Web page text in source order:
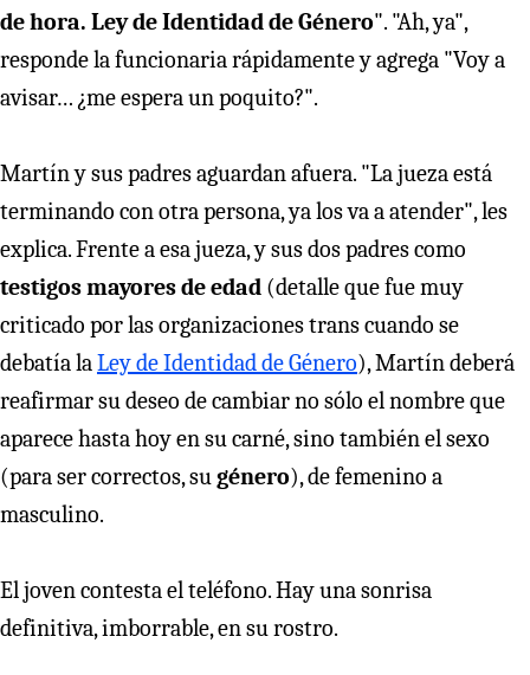
de hora. Ley de Identidad de Género". "Ah, ya",
responde la funcionaria rápidamente y agrega "Voy a
avisar… ¿me espera un poquito?".
Martín y sus padres aguardan afuera. "La jueza está
terminando con otra persona, ya los va a atender", les
explica. Frente a esa jueza, y sus dos padres como
testigos mayores de edad (detalle que fue muy
criticado por las organizaciones trans cuando se
debatía laLey de Identidad de Género), Martín deberá
reafirmar su deseo de cambiar no sólo el nombre que
aparece hasta hoy en su carné, sino también el sexo
(para ser correctos, sugénero), de femenino a
masculino.
El joven contesta el teléfono. Hay una sonrisa
definitiva, imborrable, en su rostro.